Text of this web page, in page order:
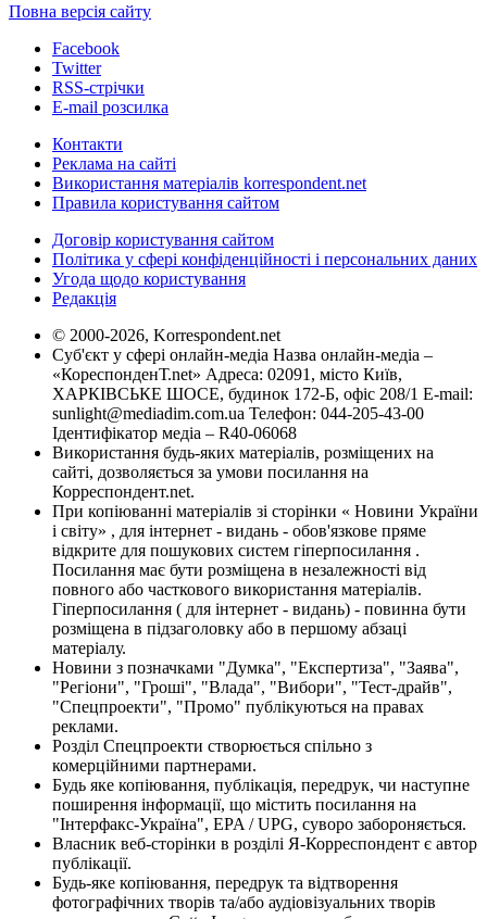
Повна версія сайту
Facebook
Twitter
RSS-стрічки
E-mail розсилка
Контакти
Реклама на сайті
Використання матеріалів korrespondent.net
Правила користування сайтом
Договір користування сайтом
Політика у сфері конфіденційності і персональних даних
Угода щодо користування
Редакція
© 2000-2026, Korrespondent.net
Суб'єкт у сфері онлайн-медіа Назва онлайн-медіа –
«КореспонденТ.net» Адреса: 02091, місто Київ,
ХАРКІВСЬКЕ ШОСЕ, будинок 172-Б, офіс 208/1 E-mail:
sunlight@mediadim.com.ua Телефон: 044-205-43-00
Ідентифікатор медіа – R40-06068
Використання будь-яких матеріалів, розміщених на
сайті, дозволяється за умови посилання на
Корреспондент.net.
При копіюванні матеріалів зі сторінки « Новини України
і світу» , для інтернет - видань - обов'язкове пряме
відкрите для пошукових систем гіперпосилання .
Посилання має бути розміщена в незалежності від
повного або часткового використання матеріалів.
Гіперпосилання ( для інтернет - видань) - повинна бути
розміщена в підзаголовку або в першому абзаці
матеріалу.
Новини з позначками "Думка", "Експертиза", "Заява",
"Регіони", "Гроші", "Влада", "Вибори", "Тест-драйв",
"Спецпроекти", "Промо" публікуються на правах
реклами.
Розділ Спецпроекти створюється спільно з
комерційними партнерами.
Будь яке копіювання, публікація, передрук, чи наступне
поширення інформації, що містить посилання на
"Інтерфакс-Україна", EPA / UPG, суворо забороняється.
Власник веб-сторінки в розділі Я-Корреспондент є автор
публікації.
Будь-яке копіювання, передрук та відтворення
фотографічних творів та/або аудіовізуальних творів